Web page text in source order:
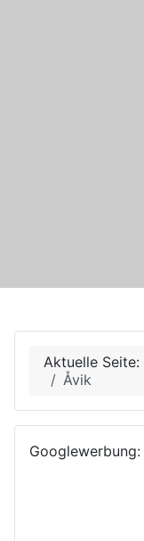
Aktuelle Seite:
Åvik
Googlewerbung: